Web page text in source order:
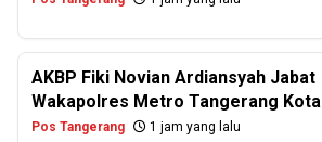
AKBP Fiki Novian Ardiansyah Jabat
Wakapolres Metro Tangerang Kota
Pos Tangerang 1 jam yang lalu